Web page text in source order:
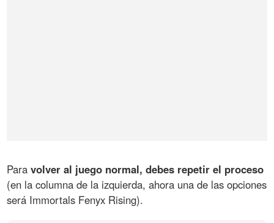
Paravolver al juego normal, debes repetir el proceso
(en la columna de la izquierda, ahora una de las opciones
será Immortals Fenyx Rising).